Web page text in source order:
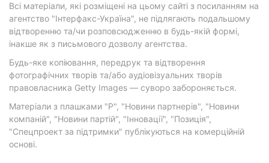
Всі матеріали, які розміщені на цьому сайті з посиланням на
агентство "Інтерфакс-Україна", не підлягають подальшому
відтворенню та/чи розповсюдженню в будь-якій формі,
інакше як з письмового дозволу агентства.
Будь-яке копіювання, передрук та відтворення
фотографічних творів та/або аудіовізуальних творів
правовласника Getty Images — суворо забороняється.
Матеріали з плашками "Р", "Новини партнерів", "Новини
компаній", "Новини партій", "Інновації", "Позиція",
"Спецпроект за підтримки" публікуються на комерційній
основі.